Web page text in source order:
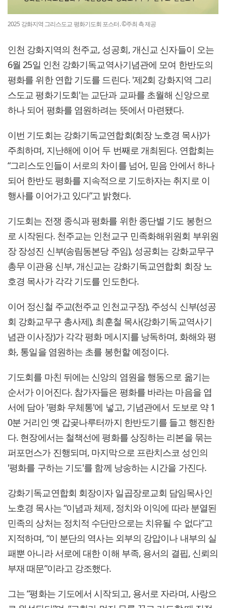
2025 강화지역 그리스도교 평화기도회 포스터. ©주최 측 제공
인천 강화지역의 천주교, 성공회, 개신교 신자들이 오는
6월 25일 인천 강화기독교역사기념관에 모여 한반도의
평화를 위한 연합 기도를 드린다. '제2회 강화지역 그리
스도교 평화기도회'는 교단과 교파를 초월해 신앙으로
하나 되어 평화를 염원하려는 뜻에서 마련됐다.
이번 기도회는 강화기독교연합회(회장 노호경 목사)가
주최하며, 지난해에 이어 두 번째로 개최된다. 연합회는
“그리스도인들이 서로의 차이를 넘어, 믿음 안에서 하나
되어 한반도 평화를 지속적으로 기도하자는 취지로 이
행사를 이어가고 있다”고 밝혔다.
기도회는 전쟁 종식과 평화를 위한 종단별 기도 봉헌으
로 시작된다. 천주교는 인천교구 민족화해위원회 부위원
장 장성진 신부(송림동본당 주임), 성공회는 강화교무구
총무 이관용 신부, 개신교는 강화기독교연합회 회장 노
호경 목사가 각각 기도를 인도한다.
이어 정신철 주교(천주교 인천교구장), 주성식 신부(성공
회 강화교무구 총사제), 최훈철 목사(강화기독교역사기
념관 이사장)가 각각 평화 메시지를 낭독하며, 화해와 평
화, 통일을 염원하는 초를 봉헌할 예정이다.
기도회를 마친 뒤에는 신앙의 염원을 행동으로 옮기는
순서가 이어진다. 참가자들은 평화를 바라는 마음을 엽
서에 담아 '평화 우체통'에 넣고, 기념관에서 도보로 약 1
0분 거리인 옛 갑곶나루터까지 한반도기를 들고 행진한
다. 현장에서는 철책선에 평화를 상징하는 리본을 묶는
퍼포먼스가 진행되며, 마지막으로 프란치스코 성인의
'평화를 구하는 기도'를 함께 낭송하는 시간을 가진다.
강화기독교연합회 회장이자 일곱장로교회 담임목사인
노호경 목사는 “이념과 체제, 정치와 이익에 따라 분열된
민족의 상처는 정치적 수단만으로는 치유될 수 없다”고
지적하며, “이 분단의 역사는 외부의 강압이나 내부의 실
패뿐 아니라 서로에 대한 이해 부족, 용서의 결핍, 신뢰의
부재 때문”이라고 강조했다.
그는 “평화는 기도에서 시작되고, 용서로 자라며, 사랑으